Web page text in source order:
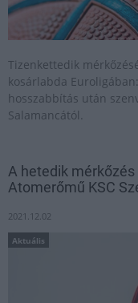
Tizenkettedik
kosárlabda
hosszabbítás után
Salamancától.
A hetedik
Atomerőmű KSC
2021.12.02
Aktuális